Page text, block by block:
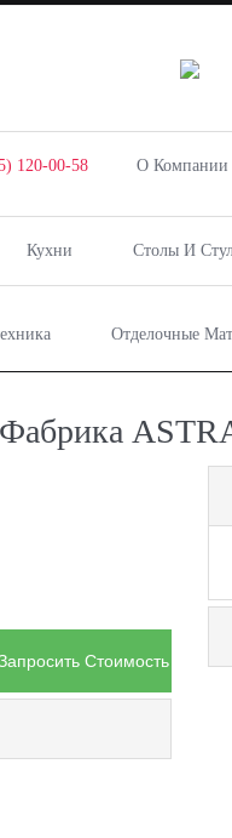
120-00-58 О Компании
Кухни Столы И
Отделочные
Стоимость Товара